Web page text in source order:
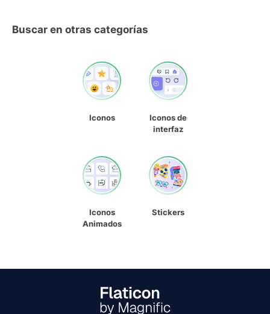
Buscar en otras categorías
Iconos
Iconos de
interfaz
Iconos
Animados
Stickers